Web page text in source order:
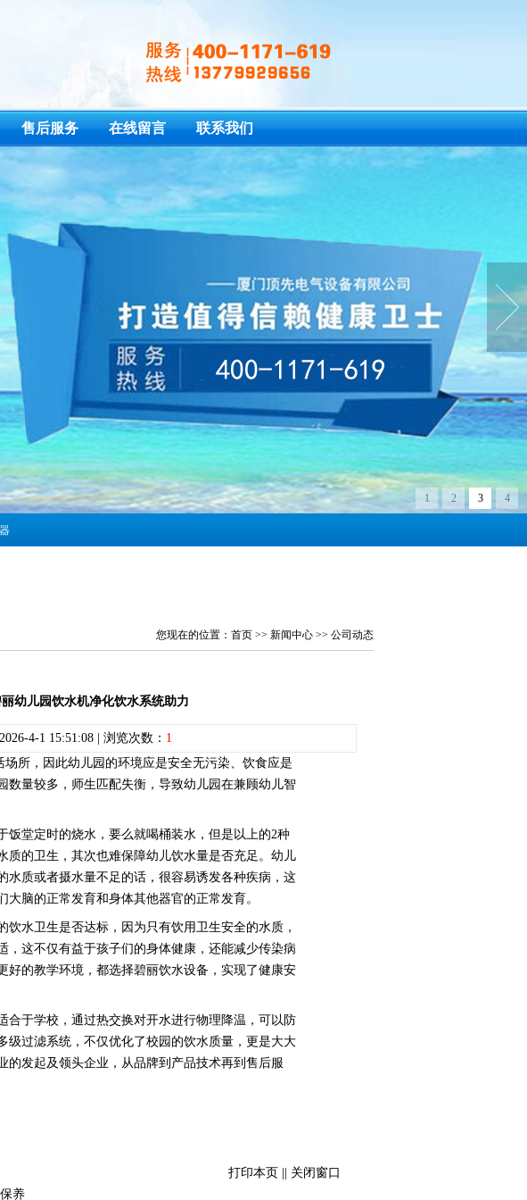
售后服务 在线留言 联系我们
1 2 3 4
您现在的位置： 首页 >> 新闻中心 >> 公司动态
幼儿园饮水机净化饮水系统助力
4-1 15:51:08 | 浏览次数： 1
所，因此幼儿园的环境应是安全无污染、饮食应是
量较多，师生匹配失衡，导致幼儿园在兼顾幼儿智
堂定时的烧水，要么就喝桶装水，但是以上的2种
的卫生，其次也难保障幼儿饮水量是否充足。幼儿
水质或者摄水量不足的话，很容易诱发各种疾病，这
脑的正常发育和身体其他器官的正常发育。
水卫生是否达标，因为只有饮用卫生安全的水质，
这不仅有益于孩子们的身体健康，还能减少传染病
好的教学环境，都选择碧丽饮水设备，实现了健康安
于学校，通过热交换对开水进行物理降温，可以防
过滤系统，不仅优化了校园的饮水质量，更是大大
发起及领头企业，从品牌到产品技术再到售后服
打印本页
关闭窗口
养